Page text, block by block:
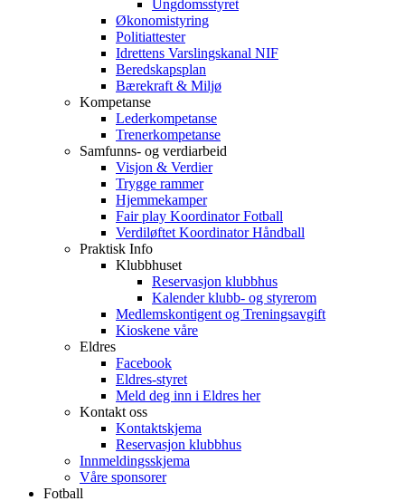
Ungdomsstyret
Økonomistyring
Politiattester
Idrettens Varslingskanal NIF
Beredskapsplan
Bærekraft & Miljø
Kompetanse
Lederkompetanse
Trenerkompetanse
Samfunns- og verdiarbeid
Visjon & Verdier
Trygge rammer
Hjemmekamper
Fair play Koordinator Fotball
Verdiløftet Koordinator Håndball
Praktisk Info
Klubbhuset
Reservasjon klubbhus
Kalender klubb- og styrerom
Medlemskontigent og Treningsavgift
Kioskene våre
Eldres
Facebook
Eldres-styret
Meld deg inn i Eldres her
Kontakt oss
Kontaktskjema
Reservasjon klubbhus
Innmeldingsskjema
Våre sponsorer
Fotball